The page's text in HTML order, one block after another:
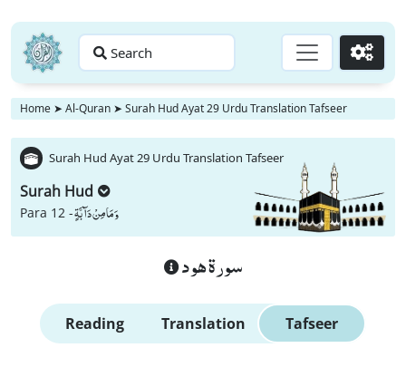
Search Go
Home ➤ Al-Quran ➤ Surah Hud Ayat 29 Urdu Translation Tafseer
Surah Hud Ayat 29 Urdu Translation Tafseer
Surah Hud
Para 12 -وَ مَا مِنْ دَآبَّةٍ
سورة هود
Reading Translation Tafseer